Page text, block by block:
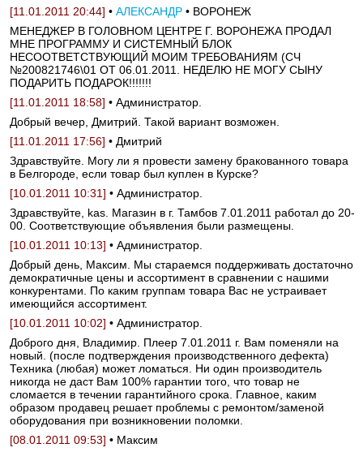
[11.01.2011 20:44] • АЛЕКСАНДР • ВОРОНЕЖ
МЕНЕДЖЕР В ГОЛОВНОМ ЦЕНТРЕ Г. ВОРОНЕЖА ПРОДАЛ
МНЕ ПРОГРАММУ И СИСТЕМНЫЙ БЛОК
НЕСООТВЕТСТВУЮЩИЙ МОИМ ТРЕБОВАНИЯМ (СЧ
№200821746\01 ОТ 06.01.2011. НЕДЕЛЮ НЕ МОГУ СЫНУ
ПОДАРИТЬ ПОДАРОК!!!!!!!
[11.01.2011 18:58] • Администратор.
Добрый вечер, Дмитрий. Такой вариант возможен.
[11.01.2011 17:56] • Дмитрий
Здравствуйте. Могу ли я провести замену бракованного товара
в Белгороде, если товар был куплен в Курске?
[10.01.2011 10:31] • Администратор.
Здравствуйте, kas. Магазин в г. Тамбов 7.01.2011 работал до 20-
00. Соответствующие объявления были размещены.
[10.01.2011 10:13] • Администратор.
Добрый день, Максим. Мы стараемся поддерживать достаточно
демократичные цены и ассортимент в сравнении с нашими
конкурентами. По каким группам товара Вас не устраивает
имеющийся ассортимент.
[10.01.2011 10:02] • Администратор.
Доброго дня, Владимир. Плеер 7.01.2011 г. Вам поменяли на
новый. (после подтверждения производственного дефекта)
Техника (любая) может ломаться. Ни один производитель
никогда не даст Вам 100% гарантии того, что товар не
сломается в течении гарантийного срока. Главное, каким
образом продавец решает проблемы с ремонтом/заменой
оборудования при возникновении поломки.
[08.01.2011 09:53] • Максим